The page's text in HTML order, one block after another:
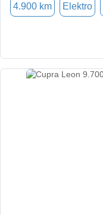
4.900 km Elektro